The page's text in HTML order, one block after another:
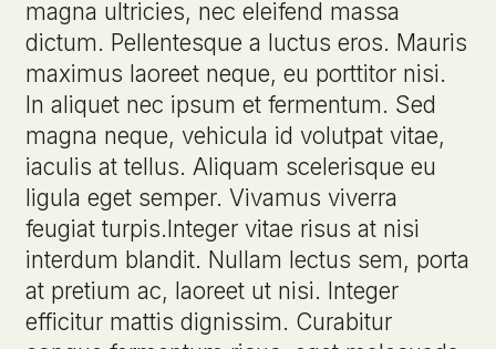
magna ultricies, nec eleifend massa
dictum. Pellentesque a luctus eros. Mauris
maximus laoreet neque, eu porttitor nisi.
In aliquet nec ipsum et fermentum. Sed
magna neque, vehicula id volutpat vitae,
iaculis at tellus. Aliquam scelerisque eu
ligula eget semper. Vivamus viverra
feugiat turpis.Integer vitae risus at nisi
interdum blandit. Nullam lectus sem, porta
at pretium ac, laoreet ut nisi. Integer
efficitur mattis dignissim. Curabitur